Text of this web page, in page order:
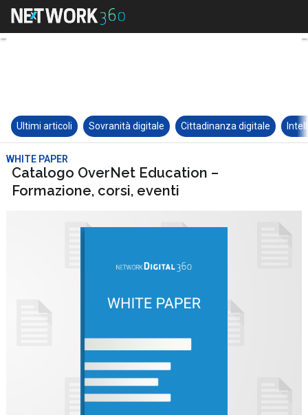
Ultimi articoli Sovranità digitale Cittadinanza digitale
WHITE PAPER
Catalogo OverNet Education –
Formazione, corsi, eventi